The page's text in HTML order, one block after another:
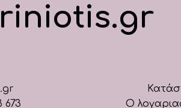
riniotis.gr
673
Ο